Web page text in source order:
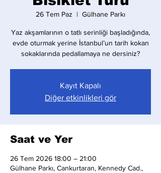
26 Tem Paz
  |
Gülhane Parkı
Yaz akşamlarının o tatlı serinliği başladığında,
evde oturmak yerine İstanbul’un tarih kokan
sokaklarında pedallamaya ne dersiniz?
Kayıt Kapalı
Diğer etkinlikleri gör
Saat ve Yer
26 Tem 2026 18:00 – 21:00
Gülhane Parkı, Cankurtaran, Kennedy Cad.,